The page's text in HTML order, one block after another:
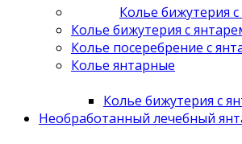
Колье бижутерия
Колье бижутерия с
Колье посеребрение с
Колье янтарные
Колье бижутерия с
Необработанный лечебный